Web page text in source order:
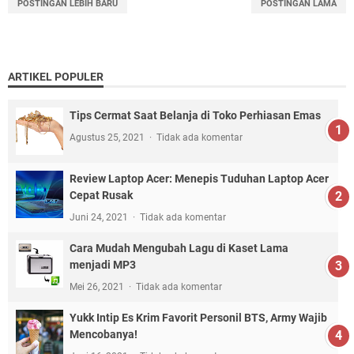
POSTINGAN LEBIH BARU POSTINGAN LAMA
ARTIKEL POPULER
Tips Cermat Saat Belanja di Toko Perhiasan Emas
Agustus 25, 2021 Tidak ada komentar
Review Laptop Acer: Menepis Tuduhan Laptop Acer
Cepat Rusak
Juni 24, 2021 Tidak ada komentar
Cara Mudah Mengubah Lagu di Kaset Lama
menjadi MP3
Mei 26, 2021 Tidak ada komentar
Yukk Intip Es Krim Favorit Personil BTS, Army Wajib
Mencobanya!